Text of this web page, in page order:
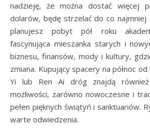
nadzieję, że można dostać więcej
dolarów, będę strzelać do co najmniej
planujesz pobyt pół roku
fascynująca mieszanka starych i
biznesu, finansów, mody i kultury,
zmiana. Kupujący spacery na północ
Yi lub Ren Ai dróg znajdą również
możliwości, zarówno nowoczesne i
pełen pięknych świątyń i sanktuariów.
warte odwiedzenia.